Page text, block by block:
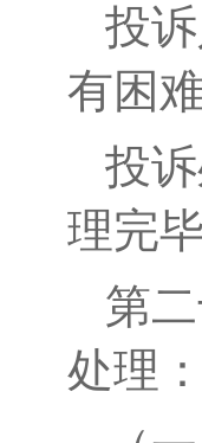
投
有困
投
理完
第
处理：